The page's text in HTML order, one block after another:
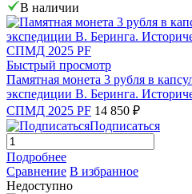
В наличии
Быстрый просмотр
Памятная монета 3 рубля в
экспедиции В. Беринга.
СПМД 2025 PF 14 850 ₽
Подписаться
Подробнее
Сравнение В избранное
Недоступно